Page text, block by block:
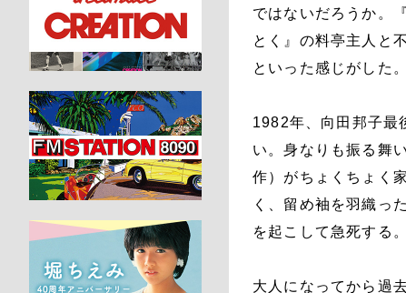
ではないだろうか。
とく』の料亭主人と
といった感じがした。
1982年、向田邦子最
い。身なりも振る舞
作）がちょくちょく
く、留め袖を羽織っ
を起こして急死する
大人になってから過